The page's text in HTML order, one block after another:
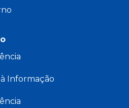
Informação